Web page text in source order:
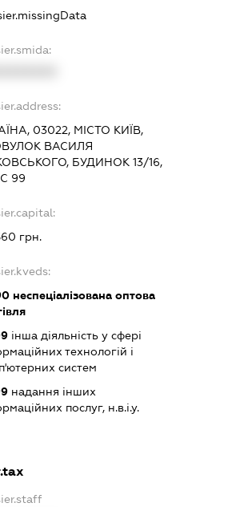
03022, МІСТО КИЇВ,
ВАСИЛЯ
БУДИНОК 13/16,
99
грн.
неспеціалізована оптова
інша діяльність у сфері
технологій і
систем
надання інших
послуг, н.в.і.у.